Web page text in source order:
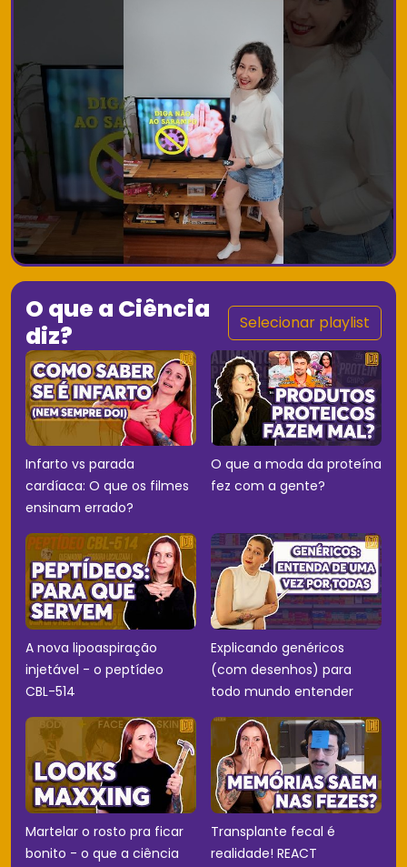
O que a Ciência
diz?
Selecionar playlist
Infarto vs parada
cardíaca: O que os filmes
ensinam errado?
O que a moda da proteína
fez com a gente?
A nova lipoaspiração
injetável - o peptídeo
CBL-514
Explicando genéricos
(com desenhos) para
todo mundo entender
Martelar o rosto pra ficar
bonito - o que a ciência
Transplante fecal é
realidade! REACT